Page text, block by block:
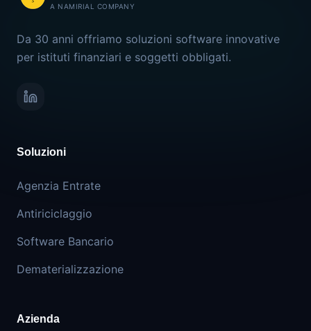
A NAMIRIAL COMPANY
Da 30 anni offriamo soluzioni software innovative
per istituti finanziari e soggetti obbligati.
Soluzioni
Agenzia Entrate
Antiriciclaggio
Software Bancario
Dematerializzazione
Azienda